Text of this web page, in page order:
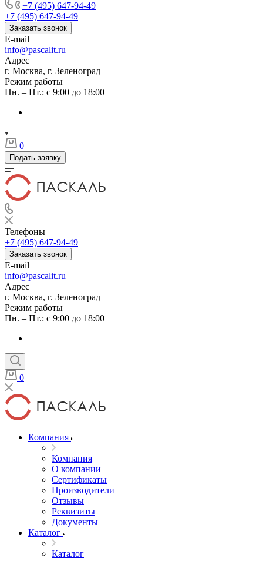
+7 (495) 647-94-49
+7 (495) 647-94-49
Заказать звонок
E-mail
info@pascalit.ru
Адрес
г. Москва, г. Зеленоград
Режим работы
Пн. – Пт.: с 9:00 до 18:00
0
Подать заявку
Телефоны
+7 (495) 647-94-49
Заказать звонок
E-mail
info@pascalit.ru
Адрес
г. Москва, г. Зеленоград
Режим работы
Пн. – Пт.: с 9:00 до 18:00
0
Компания
Компания
О компании
Сертификаты
Производители
Отзывы
Реквизиты
Документы
Каталог
Каталог